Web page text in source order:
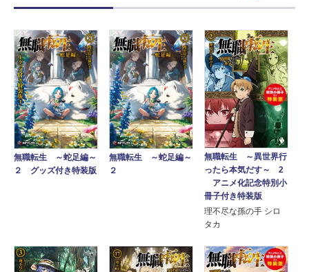
無職転生 ～蛇足編～
２ グッズ付き特装版
無職転生 ～蛇足編～
２
無職転生 ～異世界行
ったら本気だす～ 2
アニメ化記念特別小
冊子付き特装版
理不尽な孫の手 シロ
タカ